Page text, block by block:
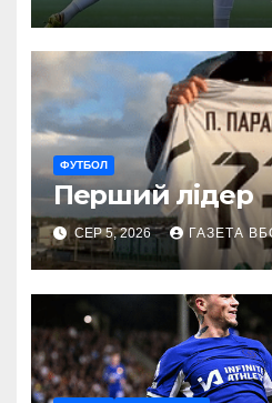
ФУТБОЛ
Перший лідер
СЕР 5, 2026 ГАЗЕТА